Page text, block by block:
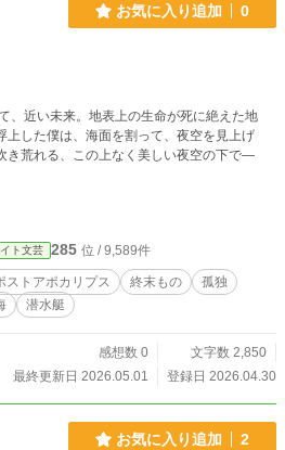
お気に入り追加 0
、近い未来。地表上の生命が死に絶えた地
上した僕は、海面を割って、夜空を見上げ
き荒れる、この上なく美しい夜空の下で―
ト文芸 285 位 / 9,589件
ストアポカリプス 終末もの
孤独
潜水艇
感想数 0
文字数 2,850
最終更新日 2026.05.01
登録日 2026.04.30
お気に入り追加 2